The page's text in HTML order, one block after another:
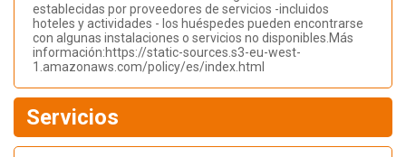
establecidas por proveedores de servicios -incluidos
hoteles y actividades - los huéspedes pueden encontrarse
con algunas instalaciones o servicios no disponibles.Más
información:https://static-sources.s3-eu-west-
1.amazonaws.com/policy/es/index.html
Servicios